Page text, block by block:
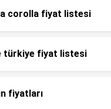
corolla fiyat listesi
türkiye fiyat listesi
fiyatları